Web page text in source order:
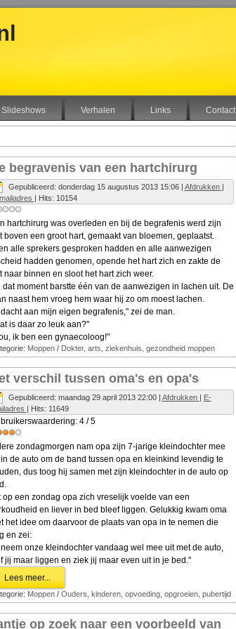
Slideshows Verhalen Links Contact
begravenis van een hartchirurg
Gepubliceerd: donderdag 15 augustus 2013 15:06| Afdrukken |
| Hits: 10154
hartchirurg was overleden en bij de begrafenis werd zijn
boven een groot hart, gemaakt van bloemen, geplaatst.
alle sprekers gesproken hadden en alle aanwezigen
hadden genomen, opende het hart zich en zakte de
naar binnen en sloot het hart zich weer.
dat moment barstte één van de aanwezigen in lachen uit. De
naast hem vroeg hem waar hij zo om moest lachen.
aan mijn eigen begrafenis," zei de man.
is daar zo leuk aan?"
ik ben een gynaecoloog!"
Moppen/ Dokter, arts, ziekenhuis, gezondheid moppen
verschil tussen oma's en opa's
Gepubliceerd: maandag 29 april 2013 22:00| Afdrukken | E-
| Hits: 11649
4/5
zondagmorgen nam opa zijn 7-jarige kleindochter mee
de auto om de band tussen opa en kleinkind levendig te
dus toog hij samen met zijn kleindochter in de auto op
op een zondag opa zich vreselijk voelde van een
en liever in bed bleef liggen. Gelukkig kwam oma
het idee om daarvoor de plaats van opa in te nemen die
en zei:
onze kleindochter vandaag wel mee uit met de auto,
jij maar liggen en ziek jij maar even uit in je bed."
Lees meer...
Moppen/ Ouders, kinderen, opvoeding, opgroeien, pubertijd
op zoek naar een voorbeeld van